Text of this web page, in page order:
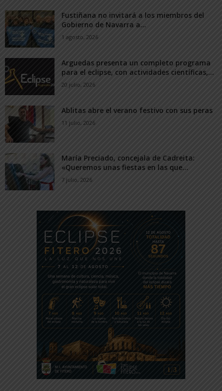
Fustiñana no invitará a los miembros del
Gobierno de Navarra a...
1 agosto, 2026
Arguedas presenta un completo programa
para el eclipse, con actividades científicas,...
20 julio, 2026
Ablitas abre el verano festivo con sus peras
11 julio, 2026
María Preciado, concejala de Cadreita:
«Queremos unas fiestas en las que...
7 julio, 2026